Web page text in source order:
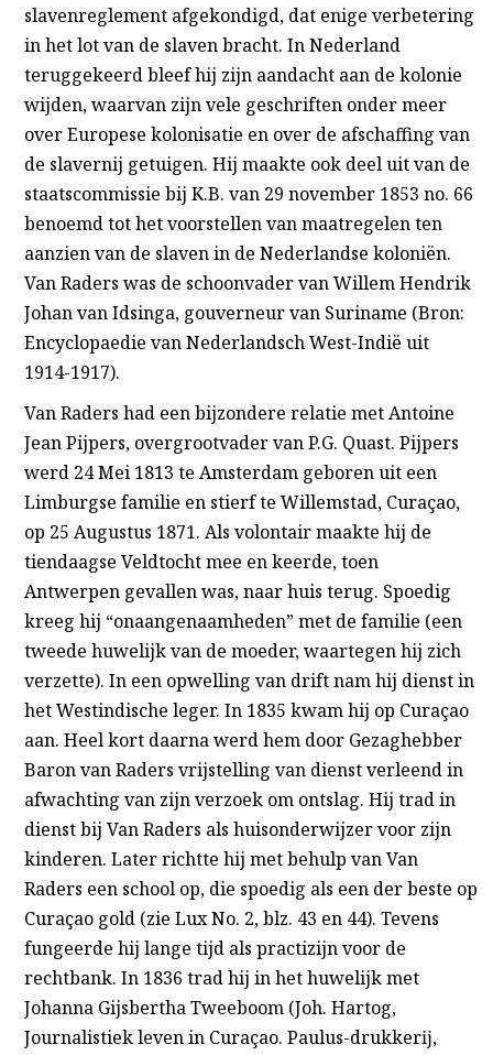
slavenreglement afgekondigd, dat enige verbetering
in het lot van de slaven bracht. In Nederland
teruggekeerd bleef hij zijn aandacht aan de kolonie
wijden, waarvan zijn vele geschriften onder meer
over Europese kolonisatie en over de afschaffing van
de slavernij getuigen. Hij maakte ook deel uit van de
staatscommissie bij K.B. van 29 november 1853 no. 66
benoemd tot het voorstellen van maatregelen ten
aanzien van de slaven in de Nederlandse koloniën.
Van Raders was de schoonvader van Willem Hendrik
Johan van Idsinga, gouverneur van Suriname (Bron:
Encyclopaedie van Nederlandsch West-Indië uit
1914-1917).
Van Raders had een bijzondere relatie met Antoine
Jean Pijpers, overgrootvader van P.G. Quast. Pijpers
werd 24 Mei 1813 te Amsterdam geboren uit een
Limburgse familie en stierf te Willemstad, Curaçao,
op 25 Augustus 1871. Als volontair maakte hij de
tiendaagse Veldtocht mee en keerde, toen
Antwerpen gevallen was, naar huis terug. Spoedig
kreeg hij “onaangenaamheden” met de familie (een
tweede huwelijk van de moeder, waartegen hij zich
verzette). In een opwelling van drift nam hij dienst in
het Westindische leger. In 1835 kwam hij op Curaçao
aan. Heel kort daarna werd hem door Gezaghebber
Baron van Raders vrijstelling van dienst verleend in
afwachting van zijn verzoek om ontslag. Hij trad in
dienst bij Van Raders als huisonderwijzer voor zijn
kinderen. Later richtte hij met behulp van Van
Raders een school op, die spoedig als een der beste op
Curaçao gold (zie Lux No. 2, blz. 43 en 44). Tevens
fungeerde hij lange tijd als practizijn voor de
rechtbank. In 1836 trad hij in het huwelijk met
Johanna Gijsbertha Tweeboom (Joh. Hartog,
Journalistiek leven in Curaçao. Paulus-drukkerĳ,